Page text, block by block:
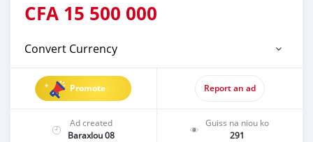
CFA 15 500 000
Convert Currency
Promote Report an ad
Ad created
Baraxlou 08
Guiss na niou ko
291